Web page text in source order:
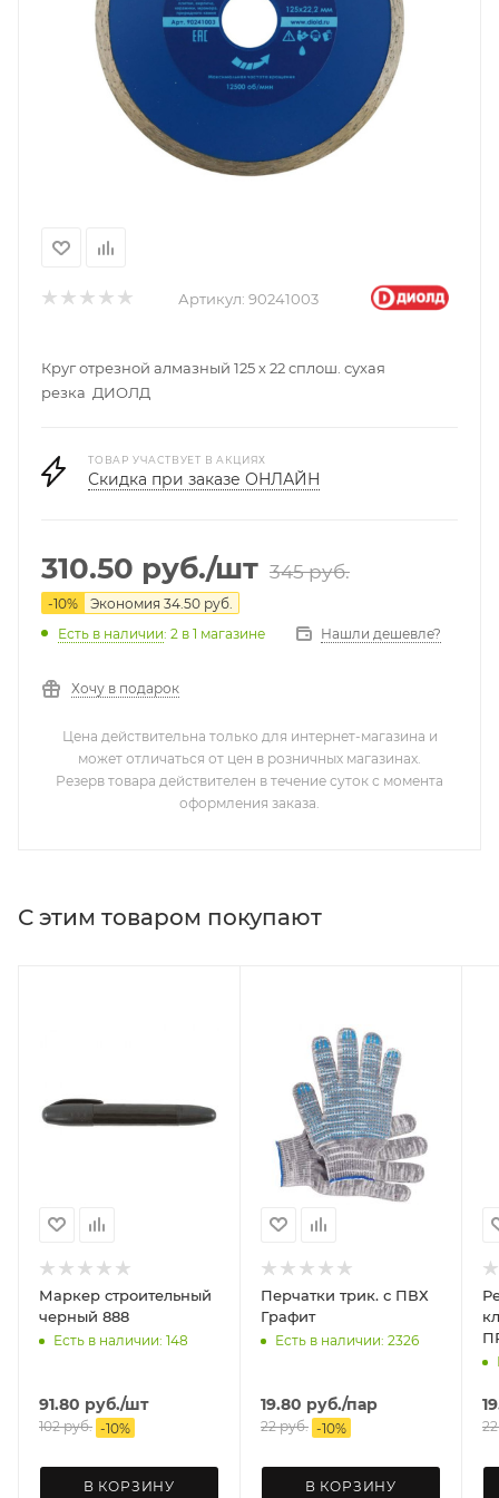
Артикул: 90241003
Круг отрезной алмазный 125 х 22 сплош. сухая
резка ДИОЛД
ТОВАР УЧАСТВУЕТ В АКЦИЯХ
Скидка при заказе ОНЛАЙН
310.50 руб./шт 345руб.
-10% Экономия 34.50 руб.
Есть в наличии: 2 в 1 магазине Нашли дешевле?
Хочу в подарок
Цена действительна только для интернет-магазина и
может отличаться от цен в розничных магазинах.
Резерв товара действителен в течение суток с момента
оформления заказа.
С этим товаром покупают
Маркер строительный
черный 888
Есть в наличии: 148
91.80 руб./шт
102руб. -10%
В КОРЗИНУ
Перчатки трик. с ПВХ
Графит
Есть в наличии: 2326
19.80 руб./пар
22руб. -10%
В КОРЗИНУ
22